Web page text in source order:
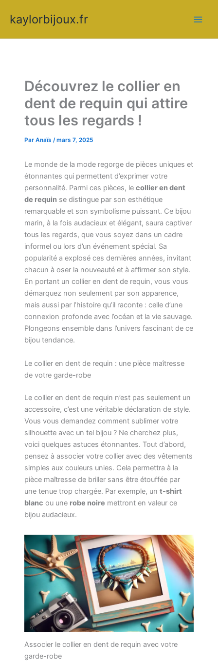
contenu
kaylorbijoux.fr
Découvrez le collier en
dent de requin qui attire
tous les regards !
Par Anaïs /mars 7, 2025
Le monde de la mode regorge de pièces uniques et
étonnantes qui permettent d’exprimer votre
personnalité. Parmi ces pièces, le collier en dent
de requin se distingue par son esthétique
remarquable et son symbolisme puissant. Ce bijou
marin, à la fois audacieux et élégant, saura captiver
tous les regards, que vous soyez dans un cadre
informel ou lors d’un événement spécial. Sa
popularité a explosé ces dernières années, invitant
chacun à oser la nouveauté et à affirmer son style.
En portant un collier en dent de requin, vous vous
démarquez non seulement par son apparence,
mais aussi par l’histoire qu’il raconte : celle d’une
connexion profonde avec l’océan et la vie sauvage.
Plongeons ensemble dans l’univers fascinant de ce
bijou tendance.
Le collier en dent de requin : une pièce maîtresse
de votre garde-robe
Le collier en dent de requin n’est pas seulement un
accessoire, c’est une véritable déclaration de style.
Vous vous demandez comment sublimer votre
silhouette avec un tel bijou ? Ne cherchez plus,
voici quelques astuces étonnantes. Tout d’abord,
pensez à associer votre collier avec des vêtements
simples aux couleurs unies. Cela permettra à la
pièce maîtresse de briller sans être étouffée par
une tenue trop chargée. Par exemple, un t-shirt
blanc ou une robe noire mettront en valeur ce
bijou audacieux.
Associer le collier en dent de requin avec votre
garde-robe